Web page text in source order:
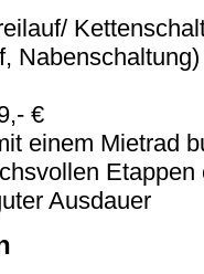
€
einem Mietrad
Ausdauer